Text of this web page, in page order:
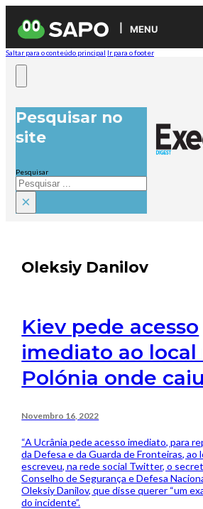
MENU
Saltar para o conteúdo principal Ir para o footer
Pesquisar no
site
Pesquisar
×
Oleksiy Danilov
Kiev pede acesso
imediato ao local
Polónia onde
Novembro 16, 2022
“A Ucrânia pede acesso imediato, para
da Defesa e da Guarda de Fronteiras, ao
escreveu, na rede social Twitter, o
Conselho de Segurança e Defesa
Oleksiy Danilov, que disse querer “um
do incidente”.